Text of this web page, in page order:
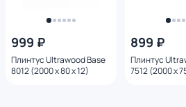
999 ₽
Плинтус Ultrawood Base
8012 (2000 x 80 x 12)
899 ₽
Плинтус
7512 (2000 х